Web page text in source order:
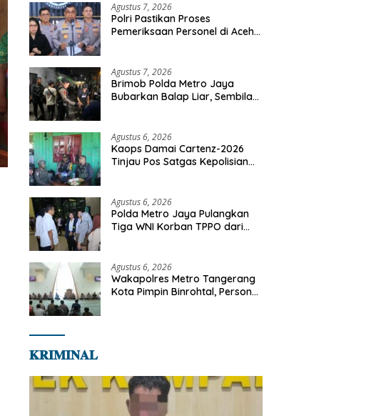
Agustus 7, 2026
Polri Pastikan Proses
Pemeriksaan Personel di Aceh
Agustus 7, 2026
Brimob Polda Metro Jaya
Bubarkan Balap Liar, Sembilan
Agustus 6, 2026
Kaops Damai Cartenz-2026
Tinjau Pos Satgas Kepolisian
Bersama Masyarakat
Agustus 6, 2026
Polda Metro Jaya Pulangkan
Tiga WNI Korban TPPO dari
Agustus 6, 2026
Wakapolres Metro Tangerang
Kota Pimpin Binrohtal, Personel
𝐊𝐑𝐈𝐌𝐈𝐍𝐀𝐋